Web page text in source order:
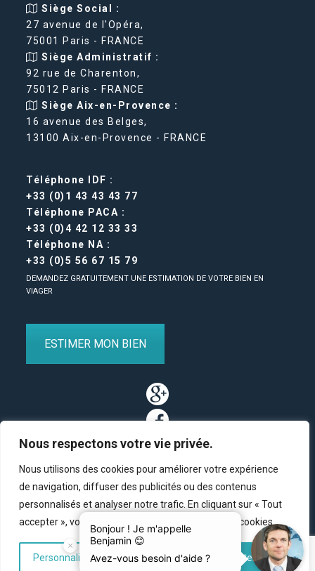
Nous respectons votre vie privée.
Nous utilisons des cookies pour améliorer votre expérience
de navigation, diffuser des publicités ou des contenus
personnalisés et analyser notre trafic. En cliquant sur « Tout
accepter », vous consentez à notre utilisation des cookies.
Personnaliser Tout rejeter Accepter tout
Siège Social :
27 avenue de l'Opéra,
75001 Paris - FRANCE
Siège Administratif :
92 rue de Charenton,
75012 Paris - FRANCE
Siège Aix-en-Provence :
16 avenue des Belges,
13100 Aix-en-Provence - FRANCE
Téléphone IDF :
+33 (0)1 43 43 43 77
Téléphone PACA :
+33 (0)4 42 12 33 33
Téléphone NA :
+33 (0)5 56 67 15 79
DEMANDEZ GRATUITEMENT UNE ESTIMATION DE VOTRE BIEN EN
VIAGER
ESTIMER MON BIEN
Partenaires Contact
© Copyright 2011-2020 BM Finance, tous droits réservés.